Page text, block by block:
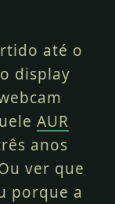
até o
display
AUR
anos
ver que
porque a